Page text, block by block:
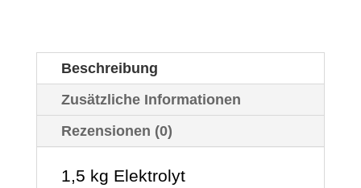
Beschreibung
Zusätzliche Informationen
Rezensionen (0)
1,5 kg Elektrolyt